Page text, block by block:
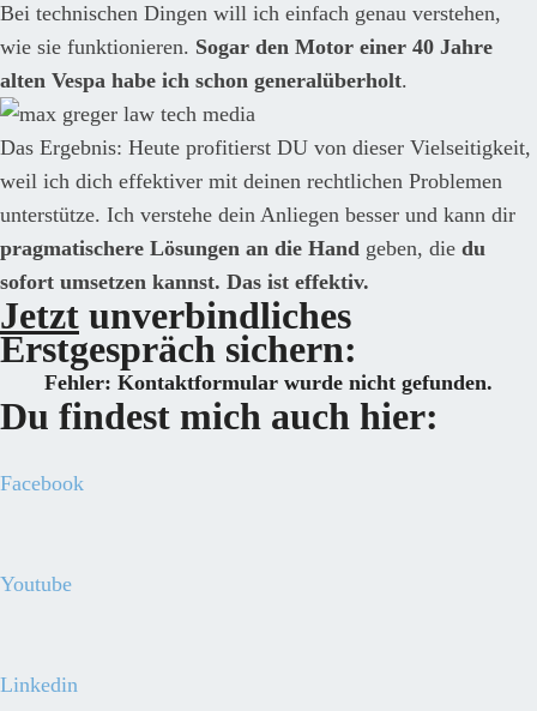
Bei technischen Dingen will ich einfach genau verstehen,
wie sie funktionieren. Sogar den Motor einer 40 Jahre
alten Vespa habe ich schon generalüberholt.
Das Ergebnis: Heute profitierst DU von dieser Vielseitigkeit,
weil ich dich effektiver mit deinen rechtlichen Problemen
unterstütze. Ich verstehe dein Anliegen besser und kann dir
pragmatischere Lösungen an die Hand geben, die du
sofort umsetzen kannst. Das ist effektiv.
Jetzt unverbindliches
Erstgespräch sichern:
Fehler: Kontaktformular wurde nicht gefunden.
Du findest mich auch hier:
Facebook
Youtube
Linkedin